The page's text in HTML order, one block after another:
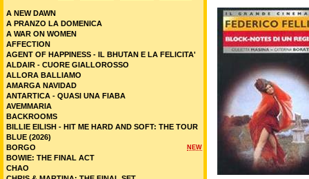
A NEW DAWN
A PRANZO LA DOMENICA
A WAR ON WOMEN
AFFECTION
AGENT OF HAPPINESS - IL BHUTAN E LA FELICITA'
ALDAIR - CUORE GIALLOROSSO
ALLORA BALLIAMO
AMARGA NAVIDAD
ANTARTICA - QUASI UNA FIABA
AVEMMARIA
BACKROOMS
BILLIE EILISH - HIT ME HARD AND SOFT: THE TOUR
BLUE (2026)
NEW
BORGO
BOWIE: THE FINAL ACT
CHAO